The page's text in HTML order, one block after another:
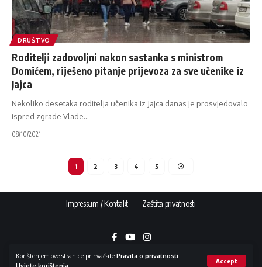
Korištenjem ove stranice prihvaćate Pravila o privatnosti i
Accept
DRUŠTVO
Roditelji zadovoljni nakon sastanka s ministrom
Domićem, riješeno pitanje prijevoza za sve učenike iz
Jajca
Nekoliko desetaka roditelja učenika iz Jajca danas je prosvjedovalo
ispred zgrade Vlade…
08/10/2021
1 2 3 4 5
Impressum / Kontakt Zaštita privatnosti